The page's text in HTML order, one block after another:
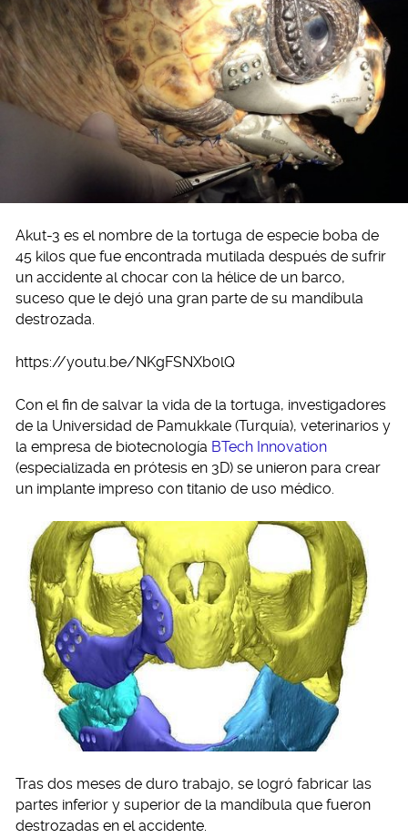
Akut-3 es el nombre de la tortuga de especie boba de
45 kilos que fue encontrada mutilada después de sufrir
un accidente al chocar con la hélice de un barco,
suceso que le dejó una gran parte de su mandíbula
destrozada.
https://youtu.be/NKgFSNXb0lQ
Con el fin de salvar la vida de la tortuga, investigadores
de la Universidad de Pamukkale (Turquía), veterinarios y
la empresa de biotecnología BTech Innovation
(especializada en prótesis en 3D) se unieron para crear
un implante impreso con titanio de uso médico.
Tras dos meses de duro trabajo, se logró fabricar las
partes inferior y superior de la mandíbula que fueron
destrozadas en el accidente.